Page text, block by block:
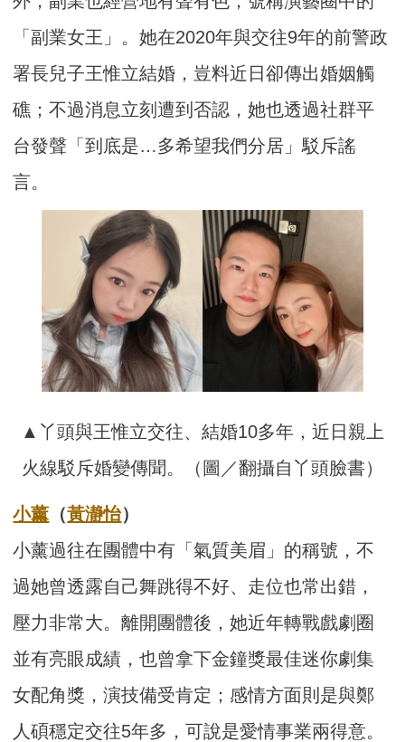
「副業女王」。她在2020年與交往9年的前警政
署長兒子王惟立結婚，豈料近日卻傳出婚姻觸
礁；不過消息立刻遭到否認，她也透過社群平
台發聲「到底是…多希望我們分居」駁斥謠
言。
▲丫頭與王惟立交往、結婚10多年，近日親上
火線駁斥婚變傳聞。（圖／翻攝自丫頭臉書）
小薰 （黃瀞怡）
小薰過往在團體中有「氣質美眉」的稱號，不
過她曾透露自己舞跳得不好、走位也常出錯，
壓力非常大。離開團體後，她近年轉戰戲劇圈
並有亮眼成績，也曾拿下金鐘獎最佳迷你劇集
女配角獎，演技備受肯定；感情方面則是與鄭
人碩穩定交往5年多，可說是愛情事業兩得意。